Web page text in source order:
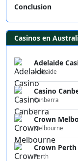
Conclusion
Casinos en
Adelaide
Adélaïde
Casino
Canberra
Crown
Melbourne
Crown Perth
Perth